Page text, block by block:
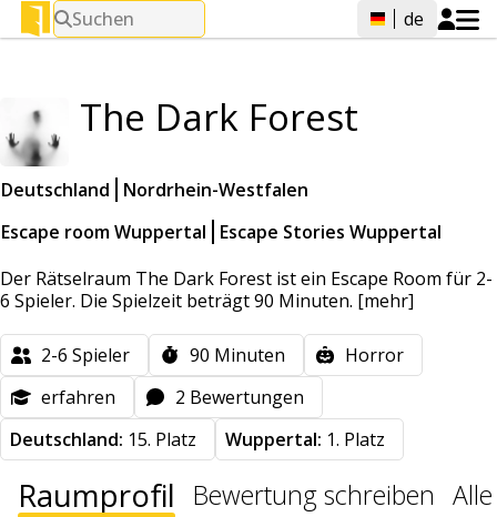
Suchen de
The Dark Forest
Deutschland
Nordrhein-Westfalen
Escape room Wuppertal
Escape Stories Wuppertal
Der Rätselraum The Dark Forest ist ein Escape Room für 2-
6 Spieler. Die Spielzeit beträgt 90 Minuten. [mehr]
2-6 Spieler 90 Minuten
Horror
erfahren
2 Bewertungen
Deutschland: 15. Platz Wuppertal: 1. Platz
Raumprofil Bewertung schreiben